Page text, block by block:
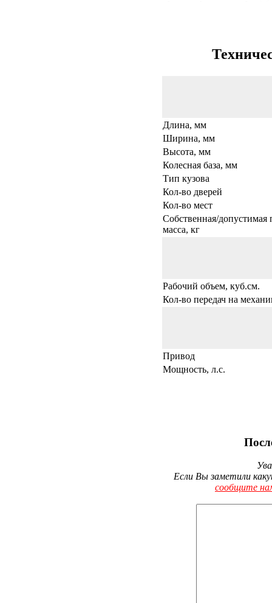
Длина, мм
Ширина, мм
Высота, мм
Колесная база, мм
Тип кузова
Кол-во дверей
Кол-во мест
Собственная/допустимая
масса, кг
Рабочий объем, куб.см.
Кол-во передач на
Привод
Мощность, л.с.
Если Вы заметили
сообщите